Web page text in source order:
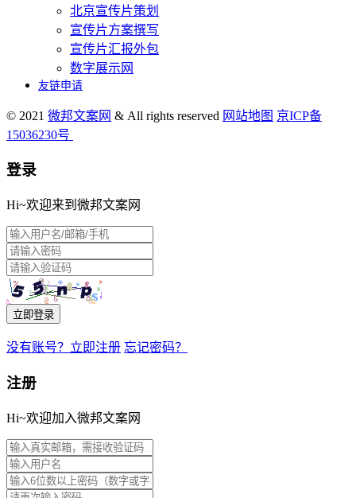
北京宣传片策划
宣传片方案撰写
宣传片汇报外包
数字展示网
友链申请
© 2021 微邦文案网 & All rights reserved 网站地图 京ICP备
15036230号
登录
Hi~欢迎来到微邦文案网
立即登录
没有账号？立即注册 忘记密码？
注册
Hi~欢迎加入微邦文案网